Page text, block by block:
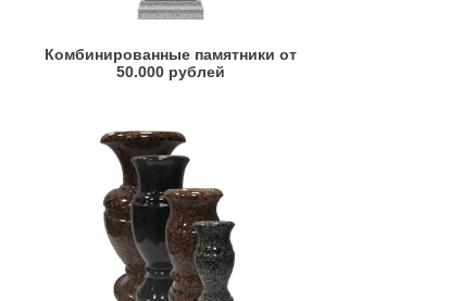
Комбинированные памятники от
50.000 рублей